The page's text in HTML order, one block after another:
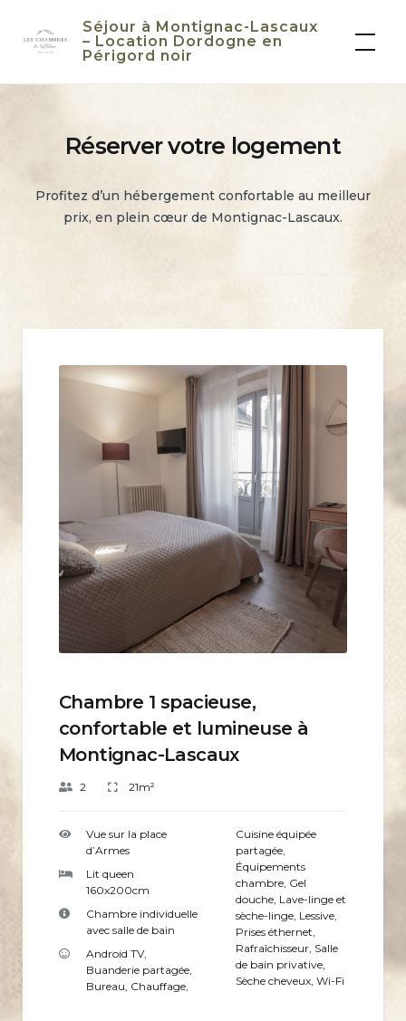
Séjour à Montignac-Lascaux
– Location Dordogne en
Périgord noir
Réserver votre logement
Profitez d’un hébergement confortable au meilleur
prix, en plein cœur de Montignac-Lascaux.
Chambre 1 spacieuse,
confortable et lumineuse à
Montignac-Lascaux
2 21m²
Vue sur la place
d’Armes
Lit queen
160x200cm
Chambre individuelle
avec salle de bain
Android TV,
Buanderie partagée,
Bureau, Chauffage,
Cuisine équipée
partagée,
Équipements
chambre, Gel
douche, Lave-linge et
sèche-linge, Lessive,
Prises éthernet,
Rafraîchisseur, Salle
de bain privative,
Sèche cheveux, Wi-Fi